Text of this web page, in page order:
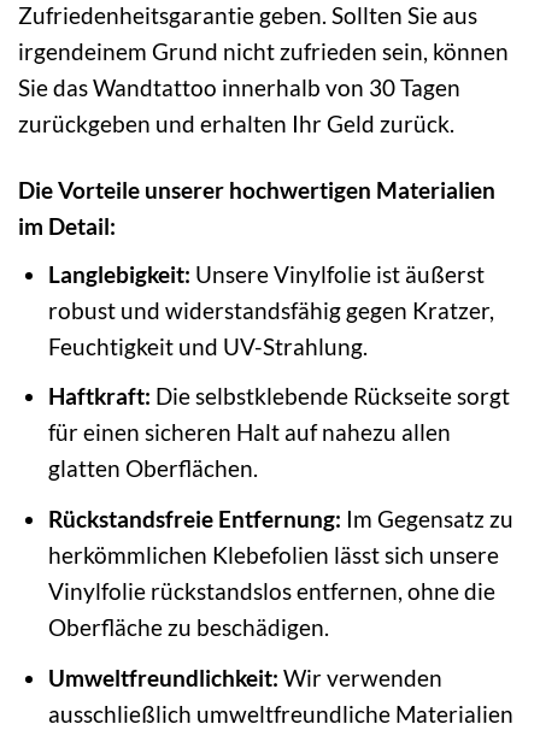
Zufriedenheitsgarantie geben. Sollten Sie aus
irgendeinem Grund nicht zufrieden sein, können
Sie das Wandtattoo innerhalb von 30 Tagen
zurückgeben und erhalten Ihr Geld zurück.
Die Vorteile unserer hochwertigen Materialien
im Detail:
Langlebigkeit: Unsere Vinylfolie ist äußerst
robust und widerstandsfähig gegen Kratzer,
Feuchtigkeit und UV-Strahlung.
Haftkraft: Die selbstklebende Rückseite sorgt
für einen sicheren Halt auf nahezu allen
glatten Oberflächen.
Rückstandsfreie Entfernung: Im Gegensatz zu
herkömmlichen Klebefolien lässt sich unsere
Vinylfolie rückstandslos entfernen, ohne die
Oberfläche zu beschädigen.
Umweltfreundlichkeit: Wir verwenden
ausschließlich umweltfreundliche Materialien